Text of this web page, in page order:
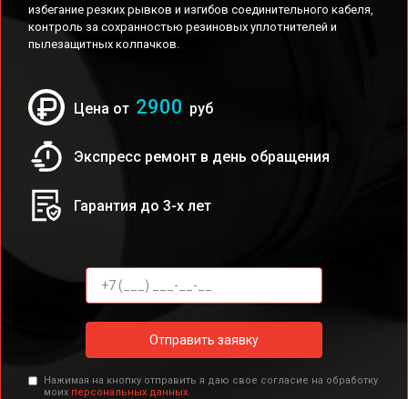
избегание резких рывков и изгибов соединительного кабеля,
контроль за сохранностью резиновых уплотнителей и
пылезащитных колпачков.
Цена от 2900 руб
Экспресс ремонт в день обращения
Гарантия до 3-х лет
Отправить заявку
Нажимая на кнопку отправить я даю свое согласие на обработку
моих персональных данных.